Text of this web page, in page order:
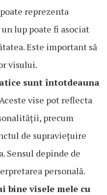
reprezenta
lup poate fi asociat
Este important să
visului.
sunt întotdeauna
vise pot reflecta
precum
de supraviețuire
Sensul depinde de
personală.
bine visele mele cu